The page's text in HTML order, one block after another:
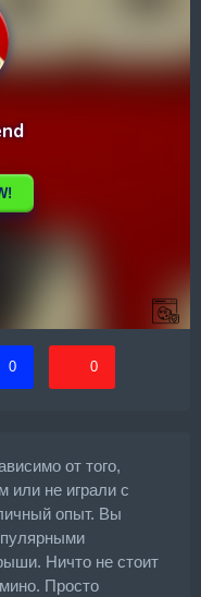
0 0
от того,
или не играли с
опыт. Вы
Ничто не стоит
Просто